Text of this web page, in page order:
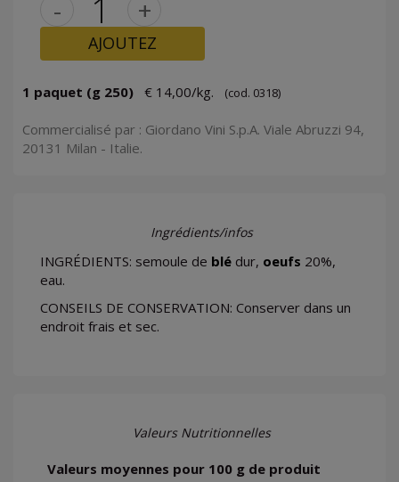
- +
AJOUTEZ
1 paquet (g 250) € 14,00/kg. (cod. 0318)
Commercialisé par : Giordano Vini S.p.A. Viale Abruzzi 94,
20131 Milan - Italie.
Ingrédients/infos
INGRÉDIENTS: semoule de blé dur, oeufs 20%,
eau.
CONSEILS DE CONSERVATION: Conserver dans un
endroit frais et sec.
Valeurs Nutritionnelles
Valeurs moyennes pour 100 g de produit